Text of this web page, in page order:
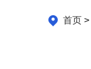
首页>